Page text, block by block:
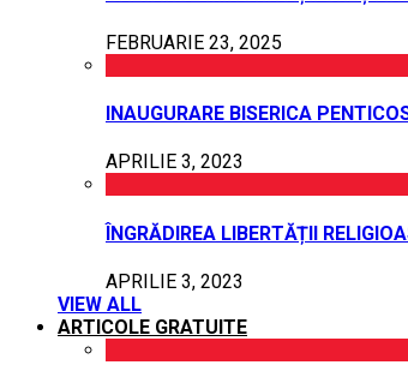
FEBRUARIE 23, 2025
INAUGURARE BISERICA
APRILIE 3, 2023
ÎNGRĂDIREA LIBERTĂȚII
APRILIE 3, 2023
VIEW ALL
ARTICOLE GRATUITE